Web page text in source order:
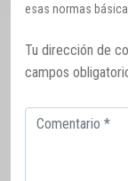
esas normas
Tu dirección de
campos
Comentario